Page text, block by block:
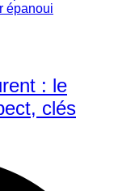
: le
clés